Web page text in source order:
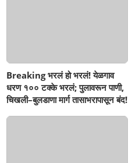
Breaking भरलं हो भरलं! येळगाव
धरण १०० टक्के भरलं; पुलावरून पाणी,
चिखली–बुलडाणा मार्ग तासाभरापासून बंद!